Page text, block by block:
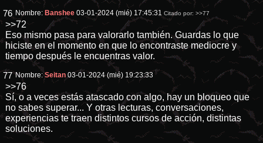
76 Nombre: Banshee 03-01-2024 (mié) 17:45:31 Citado por:>>77
>>72
Eso mismo pasa para valorarlo también. Guardas lo que
hiciste en el momento en que lo encontraste mediocre y
tiempo después le encuentras valor.
77 Nombre:Seitan 03-01-2024 (mié) 19:23:33
>>76
Sí, o a veces estás atascado con algo, hay un bloqueo que
no sabes superar... Y otras lecturas, conversaciones,
experiencias te traen distintos cursos de acción, distintas
soluciones.